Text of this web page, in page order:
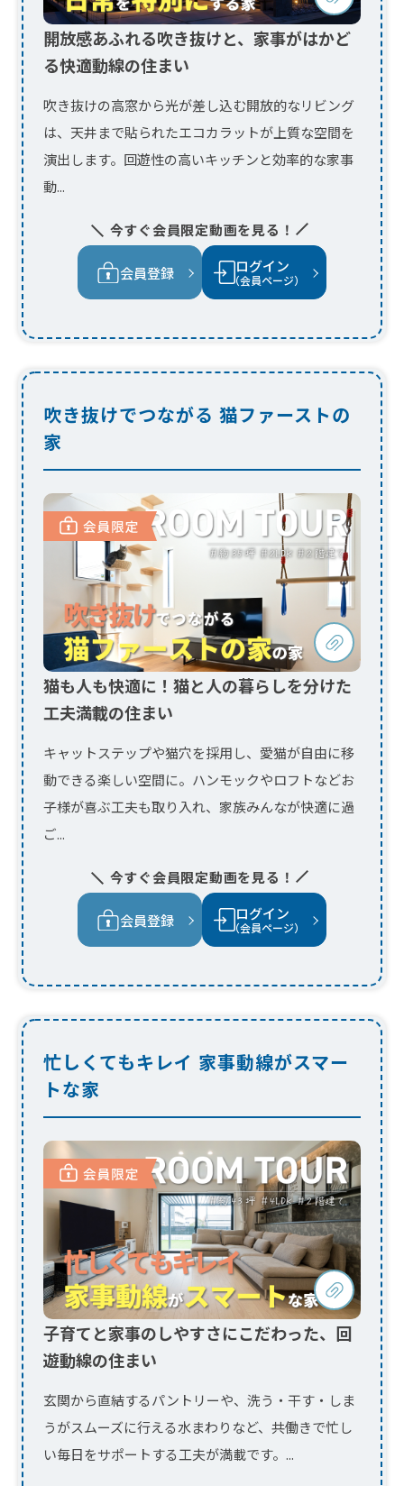
動...
今すぐ会員限定動画を見る！
会員登録 （会員ページ）
吹き抜けでつながる 猫ファーストの
猫も人も快適に！猫と人の暮らしを分けた
工夫満載の住まい
キャットステップや猫穴を採用し、愛猫が自由に移
動できる楽しい空間に。ハンモックやロフトなどお
子様が喜ぶ工夫も取り入れ、家族みんなが快適に過
ご...
会員登録 （会員ページ）
忙しくてもキレイ 家事動線がスマー
トな家
子育てと家事のしやすさにこだわった、回
遊動線の住まい
玄関から直結するパントリーや、洗う・干す・しま
うがスムーズに行える水まわりなど、共働きで忙し
い毎日をサポートする工夫が満載です。...
今すぐ会員限定動画を見る！
会員登録